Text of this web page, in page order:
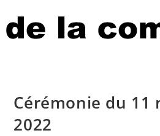
Cérémonie du 11
2022